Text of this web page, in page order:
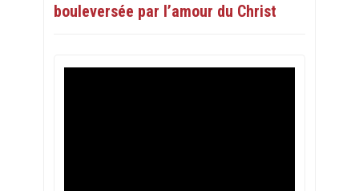
bouleversée par l’amour du Christ